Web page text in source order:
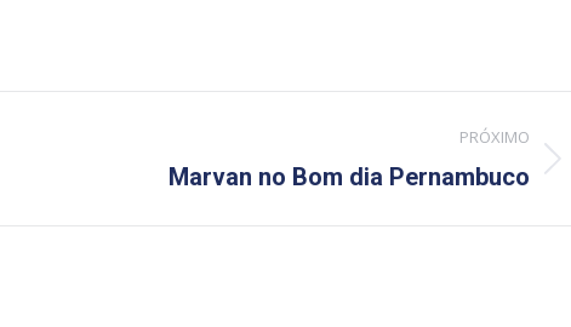
PRÓXIMO
Marvan no Bom dia Pernambuco